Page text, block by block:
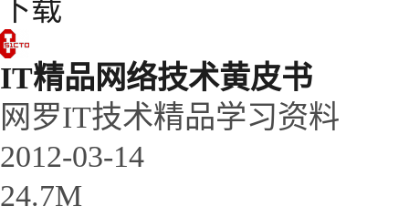
下载
IT精品网络技术黄皮书
网罗IT技术精品学习资料
2012-03-14
24.7M